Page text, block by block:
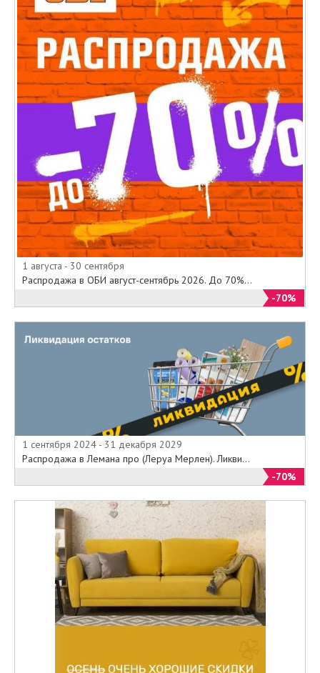
1 августа - 30 сентября
Распродажа в ОБИ август-сентябрь 2026. До 70%...
-70%
1 сентября 2024 - 31 декабря 2029
Распродажа в Лемана про (Леруа Мерлен). Ликви...
-70%